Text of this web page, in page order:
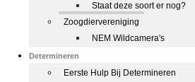
Staat deze soort er nog?
Zoogdiervereniging
NEM Wildcamera's
Determineren
Eerste Hulp Bij Determineren